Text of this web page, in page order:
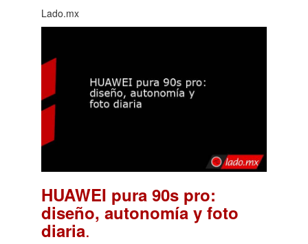
Lado.mx
HUAWEI pura 90s pro:
diseño, autonomía y foto
diaria.